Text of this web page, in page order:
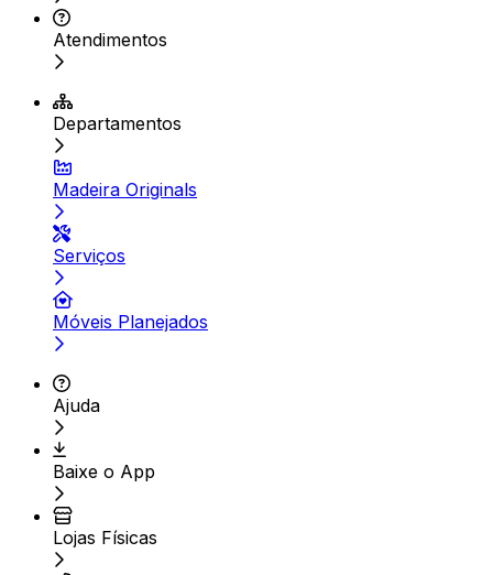
Atendimentos
Departamentos
Madeira Originals
Serviços
Móveis Planejados
Ajuda
Baixe o App
Lojas Físicas